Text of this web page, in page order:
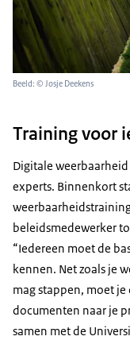
Beeld: © Josje Deekens
Training voor
Digitale
experts. Binnenkort
beleidsmedewerker
“Iedereen moet de
kennen. Net zoals je
mag stappen, moet
documenten naar je
samen met de